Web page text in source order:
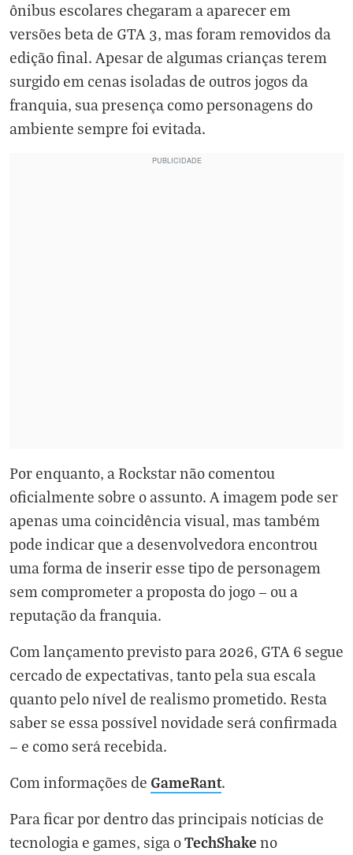
ônibus escolares chegaram a aparecer em
versões beta de GTA 3, mas foram removidos da
edição final. Apesar de algumas crianças terem
surgido em cenas isoladas de outros jogos da
franquia, sua presença como personagens do
ambiente sempre foi evitada.
Por enquanto, a Rockstar não comentou
oficialmente sobre o assunto. A imagem pode ser
apenas uma coincidência visual, mas também
pode indicar que a desenvolvedora encontrou
uma forma de inserir esse tipo de personagem
sem comprometer a proposta do jogo — ou a
reputação da franquia.
Com lançamento previsto para 2026, GTA 6 segue
cercado de expectativas, tanto pela sua escala
quanto pelo nível de realismo prometido. Resta
saber se essa possível novidade será confirmada
— e como será recebida.
Com informações de GameRant.
Para ficar por dentro das principais notícias de
tecnologia e games, siga oTechShake no